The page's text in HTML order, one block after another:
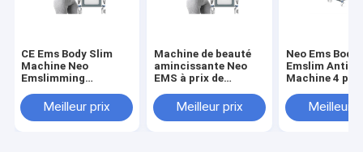
CE Ems Body Slim
Machine Neo
Emslimming
sculpture du corps
d'Em sur le prix de
Meilleur prix
Machine de beauté
amincissante Neo
EMS à prix de
électromagnétique
focalisé, emshaper
Meilleur prix
Neo Ems
Emslim Anti
Machine 4
Corps complet
Contouring
Meilleur